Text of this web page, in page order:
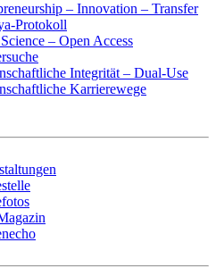
– Innovation – Transfer
Protokoll
– Open Access
Integrität – Dual-Use
Karrierewege